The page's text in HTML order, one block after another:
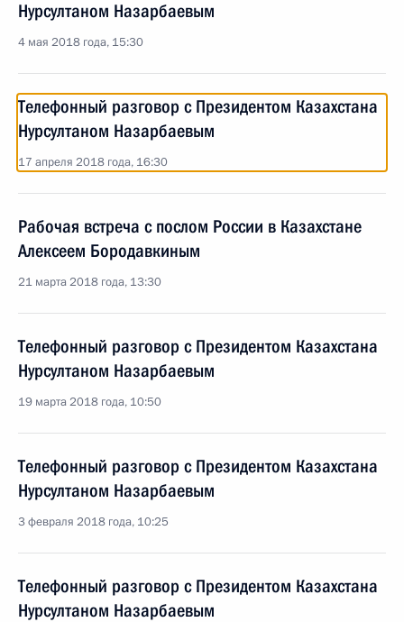
Нурсултаном Назарбаевым
4 мая 2018 года, 15:30
Телефонный разговор с Президентом Казахстана
Нурсултаном Назарбаевым
17 апреля 2018 года, 16:30
Рабочая встреча с послом России в Казахстане
Алексеем Бородавкиным
21 марта 2018 года, 13:30
Телефонный разговор с Президентом Казахстана
Нурсултаном Назарбаевым
19 марта 2018 года, 10:50
Телефонный разговор с Президентом Казахстана
Нурсултаном Назарбаевым
3 февраля 2018 года, 10:25
Телефонный разговор с Президентом Казахстана
Нурсултаном Назарбаевым